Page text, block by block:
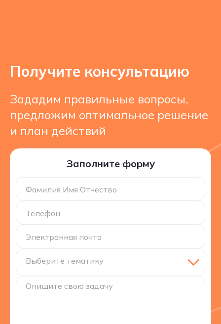
Получите консультацию
Зададим правильные вопросы,
предложим оптимальное решение
и план действий
Заполните форму
Фамилия Имя Отчество
Телефон
Электронная почта
Выберите тематику
Опишите свою задачу